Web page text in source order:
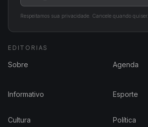
Respeitamos sua privacidade. Cancele quando quiser.
EDITORIAS
Sobre Agenda
Informativo Esporte
Cultura Política